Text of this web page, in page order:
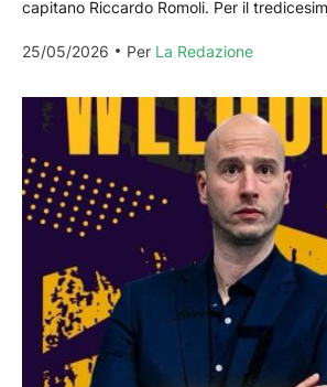
capitano Riccardo Romoli. Per il
25/05/2026
Per La Redazione